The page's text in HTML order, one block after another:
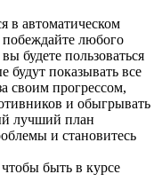
в автоматическом
побеждайте любого
будете пользоваться
показывать все
своим прогрессом,
и обыгрывать
лучший план
и становитесь
чтобы быть в курсе